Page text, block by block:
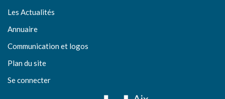
Les Actualités
Annuaire
Communication et logos
Plan du site
Se connecter